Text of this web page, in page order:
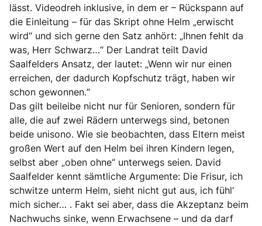
lässt. Videodreh inklusive, in dem er – Rückspann auf
die Einleitung – für das Skript ohne Helm „erwischt
wird“ und sich gerne den Satz anhört: „Ihnen fehlt da
was, Herr Schwarz…“ Der Landrat teilt David
Saalfelders Ansatz, der lautet: „Wenn wir nur einen
erreichen, der dadurch Kopfschutz trägt, haben wir
schon gewonnen.“
Das gilt beileibe nicht nur für Senioren, sondern für
alle, die auf zwei Rädern unterwegs sind, betonen
beide unisono. Wie sie beobachten, dass Eltern meist
großen Wert auf den Helm bei ihren Kindern legen,
selbst aber „oben ohne“ unterwegs seien. David
Saalfelder kennt sämtliche Argumente: Die Frisur, ich
schwitze unterm Helm, sieht nicht gut aus, ich fühl‘
mich sicher… . Fakt sei aber, dass die Akzeptanz beim
Nachwuchs sinke, wenn Erwachsene – und da darf